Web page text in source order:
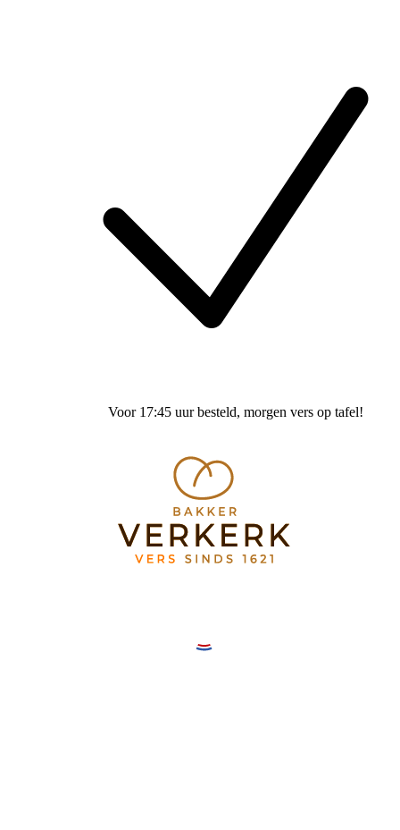
Voor 17:45 uur besteld, morgen vers op tafel!